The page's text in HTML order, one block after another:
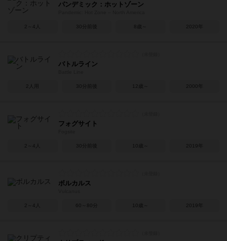
パンデミック：ホットゾーン
2～4人 30分前後 8歳～ 2020年
バトルライン
2人用 30分前後 12歳～ 2000年
フォグサイト
2～4人 30分前後 10歳～ 2019年
ボルカルス
2～4人 60～80分 10歳～ 2019年